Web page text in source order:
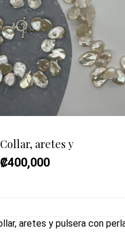
Collar, aretes y
₡400,000